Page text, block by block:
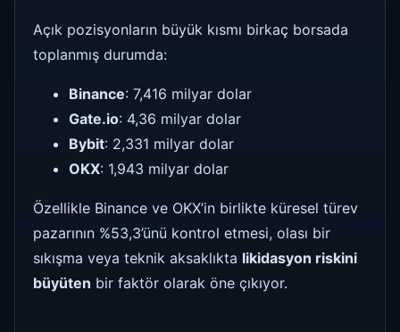
Açık pozisyonların büyük kısmı birkaç borsada
toplanmış durumda:
Binance: 7,416 milyar dolar
Gate.io: 4,36 milyar dolar
Bybit: 2,331 milyar dolar
OKX: 1,943 milyar dolar
Özellikle Binance ve OKX’in birlikte küresel türev
pazarının %53,3’ünü kontrol etmesi, olası bir
sıkışma veya teknik aksaklıkta likidasyon riskini
büyüten bir faktör olarak öne çıkıyor.